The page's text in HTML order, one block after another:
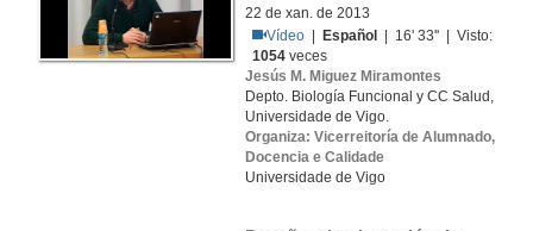
22 de xan. de 2013
Vídeo
Español
| 16' 33'' | Visto:
1054 veces
Jesús M. Miguez Miramontes
Depto. Biología Funcional y CC Salud,
Universidade de Vigo.
Organiza: Vicerreitoría de Alumnado,
Docencia e Calidade
Universidade de Vigo